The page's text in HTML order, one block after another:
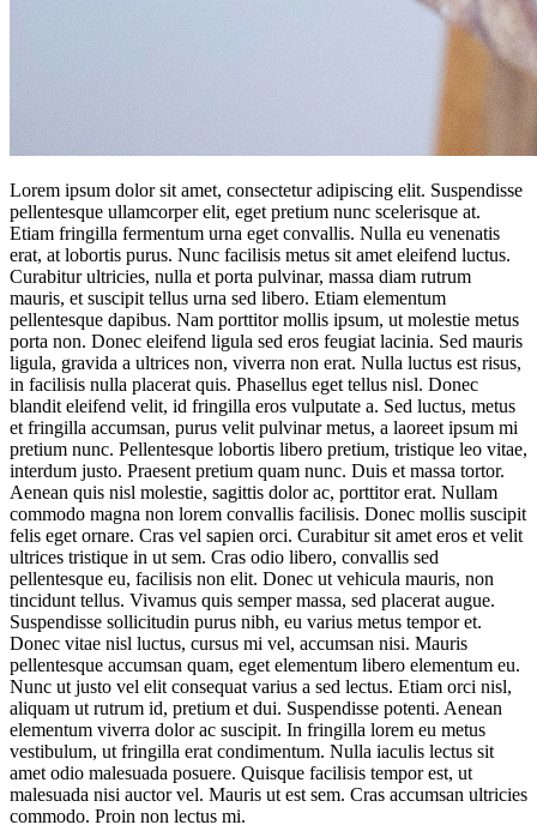
Lorem ipsum dolor sit amet, consectetur adipiscing elit. Suspendisse
pellentesque ullamcorper elit, eget pretium nunc scelerisque at.
Etiam fringilla fermentum urna eget convallis. Nulla eu venenatis
erat, at lobortis purus. Nunc facilisis metus sit amet eleifend luctus.
Curabitur ultricies, nulla et porta pulvinar, massa diam rutrum
mauris, et suscipit tellus urna sed libero. Etiam elementum
pellentesque dapibus. Nam porttitor mollis ipsum, ut molestie metus
porta non. Donec eleifend ligula sed eros feugiat lacinia. Sed mauris
ligula, gravida a ultrices non, viverra non erat. Nulla luctus est risus,
in facilisis nulla placerat quis. Phasellus eget tellus nisl. Donec
blandit eleifend velit, id fringilla eros vulputate a. Sed luctus, metus
et fringilla accumsan, purus velit pulvinar metus, a laoreet ipsum mi
pretium nunc. Pellentesque lobortis libero pretium, tristique leo vitae,
interdum justo. Praesent pretium quam nunc. Duis et massa tortor.
Aenean quis nisl molestie, sagittis dolor ac, porttitor erat. Nullam
commodo magna non lorem convallis facilisis. Donec mollis suscipit
felis eget ornare. Cras vel sapien orci. Curabitur sit amet eros et velit
ultrices tristique in ut sem. Cras odio libero, convallis sed
pellentesque eu, facilisis non elit. Donec ut vehicula mauris, non
tincidunt tellus. Vivamus quis semper massa, sed placerat augue.
Suspendisse sollicitudin purus nibh, eu varius metus tempor et.
Donec vitae nisl luctus, cursus mi vel, accumsan nisi. Mauris
pellentesque accumsan quam, eget elementum libero elementum eu.
Nunc ut justo vel elit consequat varius a sed lectus. Etiam orci nisl,
aliquam ut rutrum id, pretium et dui. Suspendisse potenti. Aenean
elementum viverra dolor ac suscipit. In fringilla lorem eu metus
vestibulum, ut fringilla erat condimentum. Nulla iaculis lectus sit
amet odio malesuada posuere. Quisque facilisis tempor est, ut
malesuada nisi auctor vel. Mauris ut est sem. Cras accumsan ultricies
commodo. Proin non lectus mi.